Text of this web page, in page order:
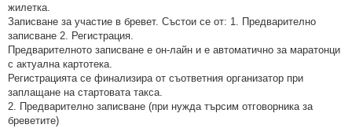
жилетка.
Записване за участие в бревет. Състои се от: 1. Предварително
записване 2. Регистрация.
Предварителното записване е он-лайн и е автоматично за маратонци
с актуална картотека.
Регистрацията се финализира от съответния организатор при
заплащане на стартовата такса.
2. Предварително записване (при нужда търсим отговорника за
бреветите)